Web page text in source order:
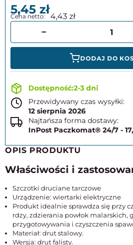
5,45 4,43
DODAJ DO
2-3 dni
Przewidywany czas wysyłki:
12 sierpnia 2026
Najtańsza forma dostawy:
InPost Paczkomat® 24/7 -
OPIS PRODUKTU
Właściwości i
Szczotki druciane tarczowe
Urządzenie: wiertarki elektryczne
Produkt idealnie sprawdza się przy
rdzy, zdzierania powłok malarskich,
przygotowywania i czyszczenia
Materiał: drut stalowy.
Wersja: drut falisty.